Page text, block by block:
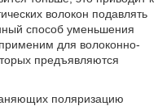
волокон подавлять
способ уменьшения
для волоконно-
предъявляются
поляризацию